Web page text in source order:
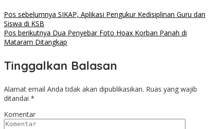
Pos sebelumnya SIKAP, Aplikasi Pengukur Kedisiplinan Guru dan
Siswa di KSB
Pos berikutnya Dua Penyebar Foto Hoax Korban Panah di
Mataram Ditangkap
Tinggalkan Balasan
Alamat email Anda tidak akan dipublikasikan. Ruas yang wajib
ditandai *
Komentar